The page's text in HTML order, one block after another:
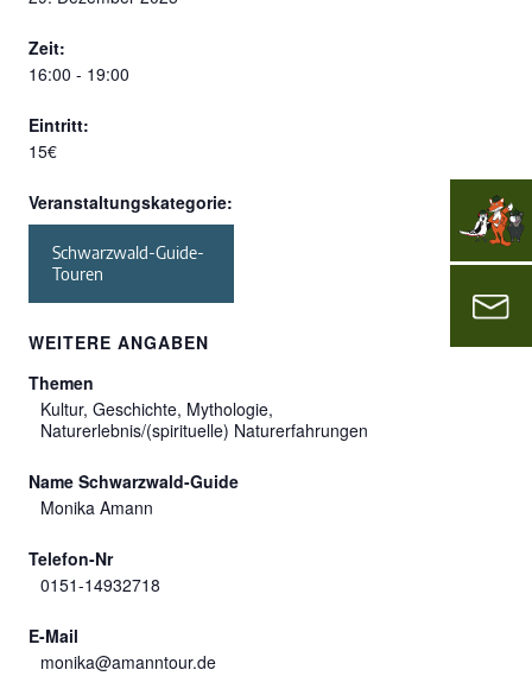
Zeit:
16:00 - 19:00
Eintritt:
15€
Veranstaltungskategorie:
Schwarzwald-Guide-
Touren
WEITERE ANGABEN
Themen
Kultur, Geschichte, Mythologie,
Naturerlebnis/(spirituelle) Naturerfahrungen
Name Schwarzwald-Guide
Monika Amann
Telefon-Nr
0151-14932718
E-Mail
monika@amanntour.de